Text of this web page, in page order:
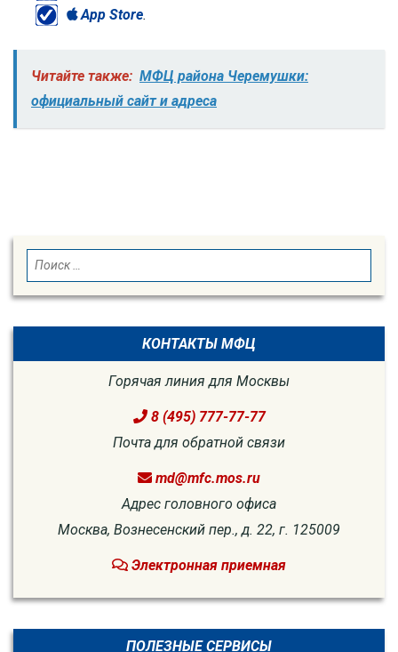
App Store.
Читайте также: МФЦ района Черемушки:
официальный сайт и адреса
Search
for:
SEARCH
КОНТАКТЫ МФЦ
Горячая линия для Москвы
8 (495) 777-77-77
Почта для обратной связи
md@mfc.mos.ru
Адрес головного офиса
Москва, Вознесенский пер., д. 22, г. 125009
Электронная приемная
ПОЛЕЗНЫЕ СЕРВИСЫ